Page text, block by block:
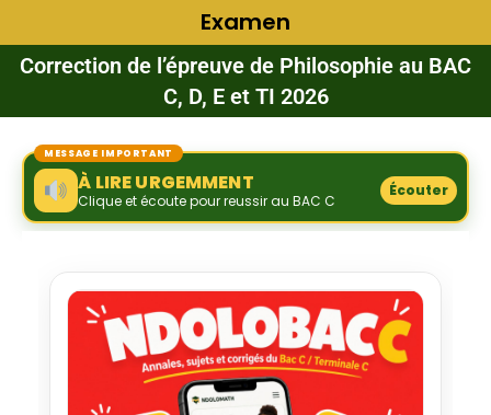
Examen
Correction de l’épreuve de Philosophie au BAC
C, D, E et TI 2026
MESSAGE IMPORTANT
À LIRE URGEMMENT
Clique et écoute pour reussir au BAC C
Écouter